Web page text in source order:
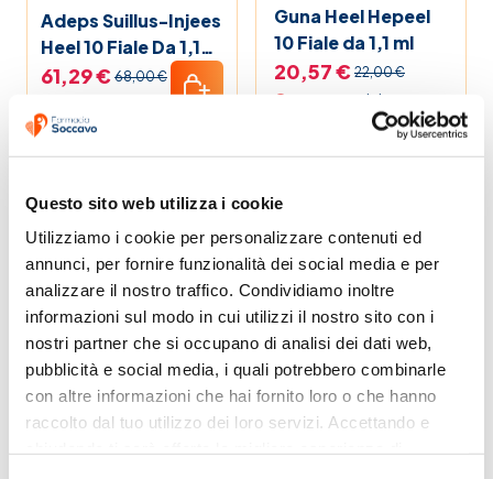
Questo sito web utilizza i cookie
Utilizziamo i cookie per personalizzare contenuti ed
annunci, per fornire funzionalità dei social media e per
analizzare il nostro traffico. Condividiamo inoltre
informazioni sul modo in cui utilizzi il nostro sito con i
nostri partner che si occupano di analisi dei dati web,
pubblicità e social media, i quali potrebbero combinarle
con altre informazioni che hai fornito loro o che hanno
raccolto dal tuo utilizzo dei loro servizi. Accettando e
Adeps Suillus-Injees
Heel 10 Fiale Da 1,1
ml
61,29 € 68,00 €
Guna Heel Hepeel
10 Fiale da 1,1 ml
20,57 € 22,00 €
Non Disponibile
Guna Heel Sepia 50
Compresse
12,09 €
Guna Heel
Veratrum-
Homaccord Gocce
Omeopatiche 30 ml
16,56 €